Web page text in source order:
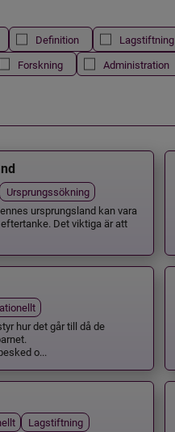
Definition Lagstiftning
Forskning Administration
Ursprungssökning
ursprungsland kan vara
Det viktiga är att
hur det går till då de
o...
Lagstiftning